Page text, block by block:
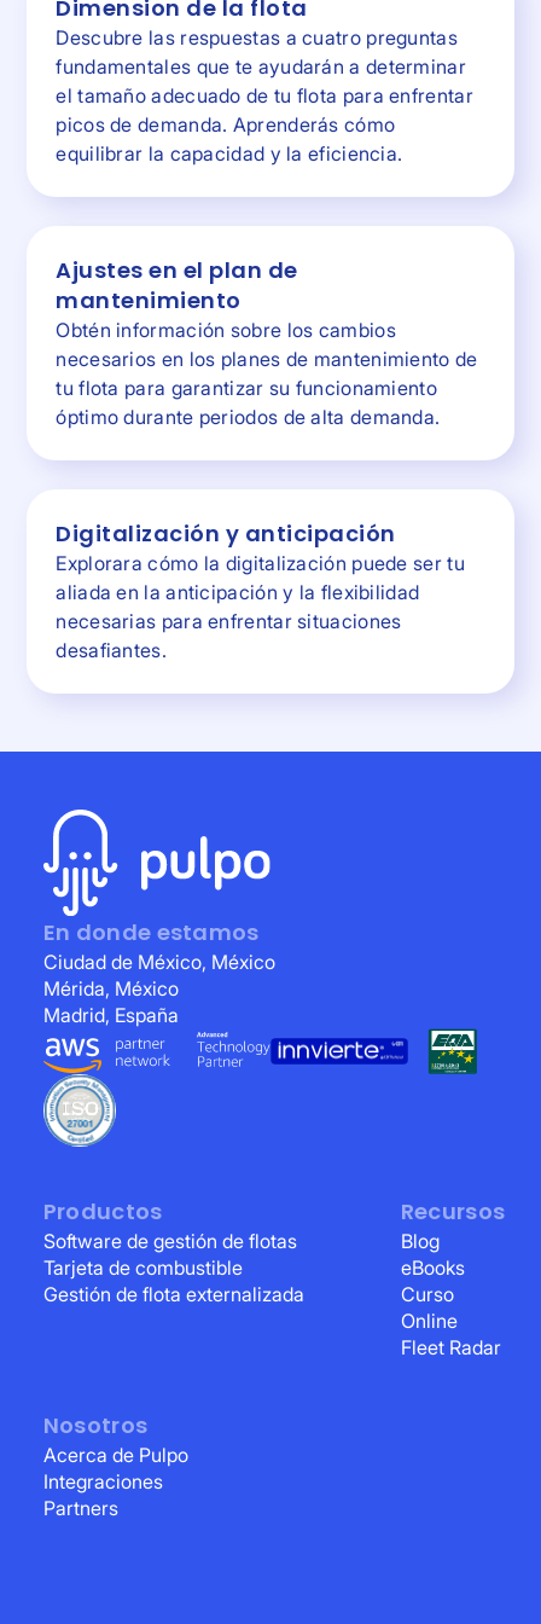
Dimension de la flota
Descubre las respuestas a cuatro preguntas
fundamentales que te ayudarán a determinar
el tamaño adecuado de tu flota para enfrentar
picos de demanda. Aprenderás cómo
equilibrar la capacidad y la eficiencia.
Ajustes en el plan de
mantenimiento
Obtén información sobre los cambios
necesarios en los planes de mantenimiento de
tu flota para garantizar su funcionamiento
óptimo durante periodos de alta demanda.
Digitalización y anticipación
Explorara cómo la digitalización puede ser tu
aliada en la anticipación y la flexibilidad
necesarias para enfrentar situaciones
desafiantes.
En donde estamos
Ciudad de México, México
Mérida, México
Madrid, España
Productos
Software de gestión de flotas
Tarjeta de combustible
Gestión de flota externalizada
Recursos
Blog
eBooks
Curso
Online
Fleet Radar
Nosotros
Acerca de Pulpo
Integraciones
Partners